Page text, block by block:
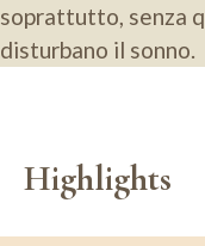
soprattutto, senza
disturbano il sonno.
Highlights